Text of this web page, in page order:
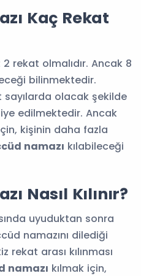
Kaç Rekat
2 rekat olmalıdır. Ancak 8
bilinmektedir.
sayılarda olacak şekilde
edilmektedir. Ancak
kişinin daha fazla
namazı kılabileceği
Nasıl Kılınır?
uyuduktan sonra
namazını dilediği
rekat arası kılınması
namazı kılmak için,